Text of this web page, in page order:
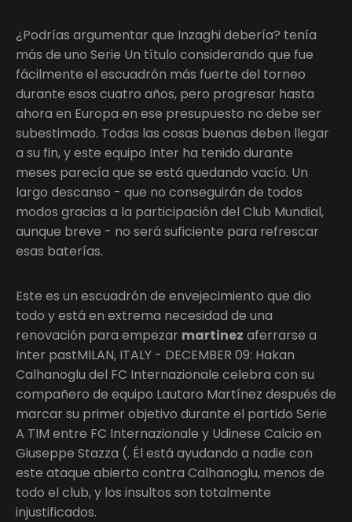
¿Podrías argumentar que Inzaghi debería? tenía
más de uno Serie Un título considerando que fue
fácilmente el escuadrón más fuerte del torneo
durante esos cuatro años, pero progresar hasta
ahora en Europa en ese presupuesto no debe ser
subestimado. Todas las cosas buenas deben llegar
a su fin, y este equipo Inter ha tenido durante
meses parecía que se está quedando vacío. Un
largo descanso - que no conseguirán de todos
modos gracias a la participación del Club Mundial,
aunque breve - no será suficiente para refrescar
esas baterías.
Este es un escuadrón de envejecimiento que dio
todo y está en extrema necesidad de una
renovación para empezar martinez aferrarse a
Inter pastMILAN, ITALY - DECEMBER 09: Hakan
Calhanoglu del FC Internazionale celebra con su
compañero de equipo Lautaro Martínez después de
marcar su primer objetivo durante el partido Serie
A TIM entre FC Internazionale y Udinese Calcio en
Giuseppe Stazza (. Él está ayudando a nadie con
este ataque abierto contra Calhanoglu, menos de
todo el club, y los insultos son totalmente
injustificados.